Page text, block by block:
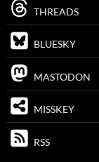
THREADS
BLUESKY
MASTODON
MISSKEY
RSS